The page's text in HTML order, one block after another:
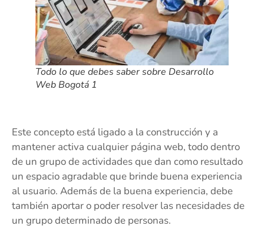
Todo lo que debes saber sobre Desarrollo
Web Bogotá 1
Este concepto está ligado a la construcción y a
mantener activa cualquier página web, todo dentro
de un grupo de actividades que dan como resultado
un espacio agradable que brinde buena experiencia
al usuario. Además de la buena experiencia, debe
también aportar o poder resolver las necesidades de
un grupo determinado de personas.